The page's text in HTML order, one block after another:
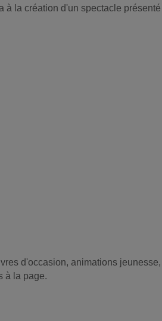
à la création d'un spectacle
d'occasion, animations
à la page.